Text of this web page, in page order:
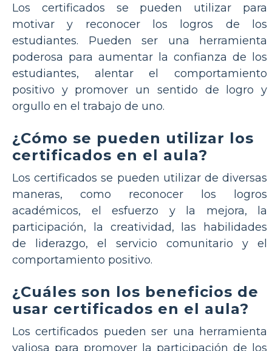
Los certificados se pueden utilizar para
motivar y reconocer los logros de los
estudiantes. Pueden ser una herramienta
poderosa para aumentar la confianza de los
estudiantes, alentar el comportamiento
positivo y promover un sentido de logro y
orgullo en el trabajo de uno.
¿Cómo se pueden utilizar los
certificados en el aula?
Los certificados se pueden utilizar de diversas
maneras, como reconocer los logros
académicos, el esfuerzo y la mejora, la
participación, la creatividad, las habilidades
de liderazgo, el servicio comunitario y el
comportamiento positivo.
¿Cuáles son los beneficios de
usar certificados en el aula?
Los certificados pueden ser una herramienta
valiosa para promover la participación de los